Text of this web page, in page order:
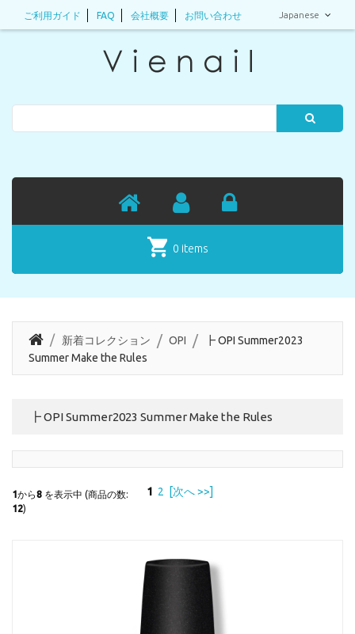
Japanese
ご利用ガイド FAQ 会社概要 お問い合わせ
0 items
新着コレクション OPI
┣ OPI Summer2023
Summer Make the Rules
┣ OPI Summer2023 Summer Make the Rules
1から8 を表示中 (商品の数:
12)
1 2 [次へ >>]